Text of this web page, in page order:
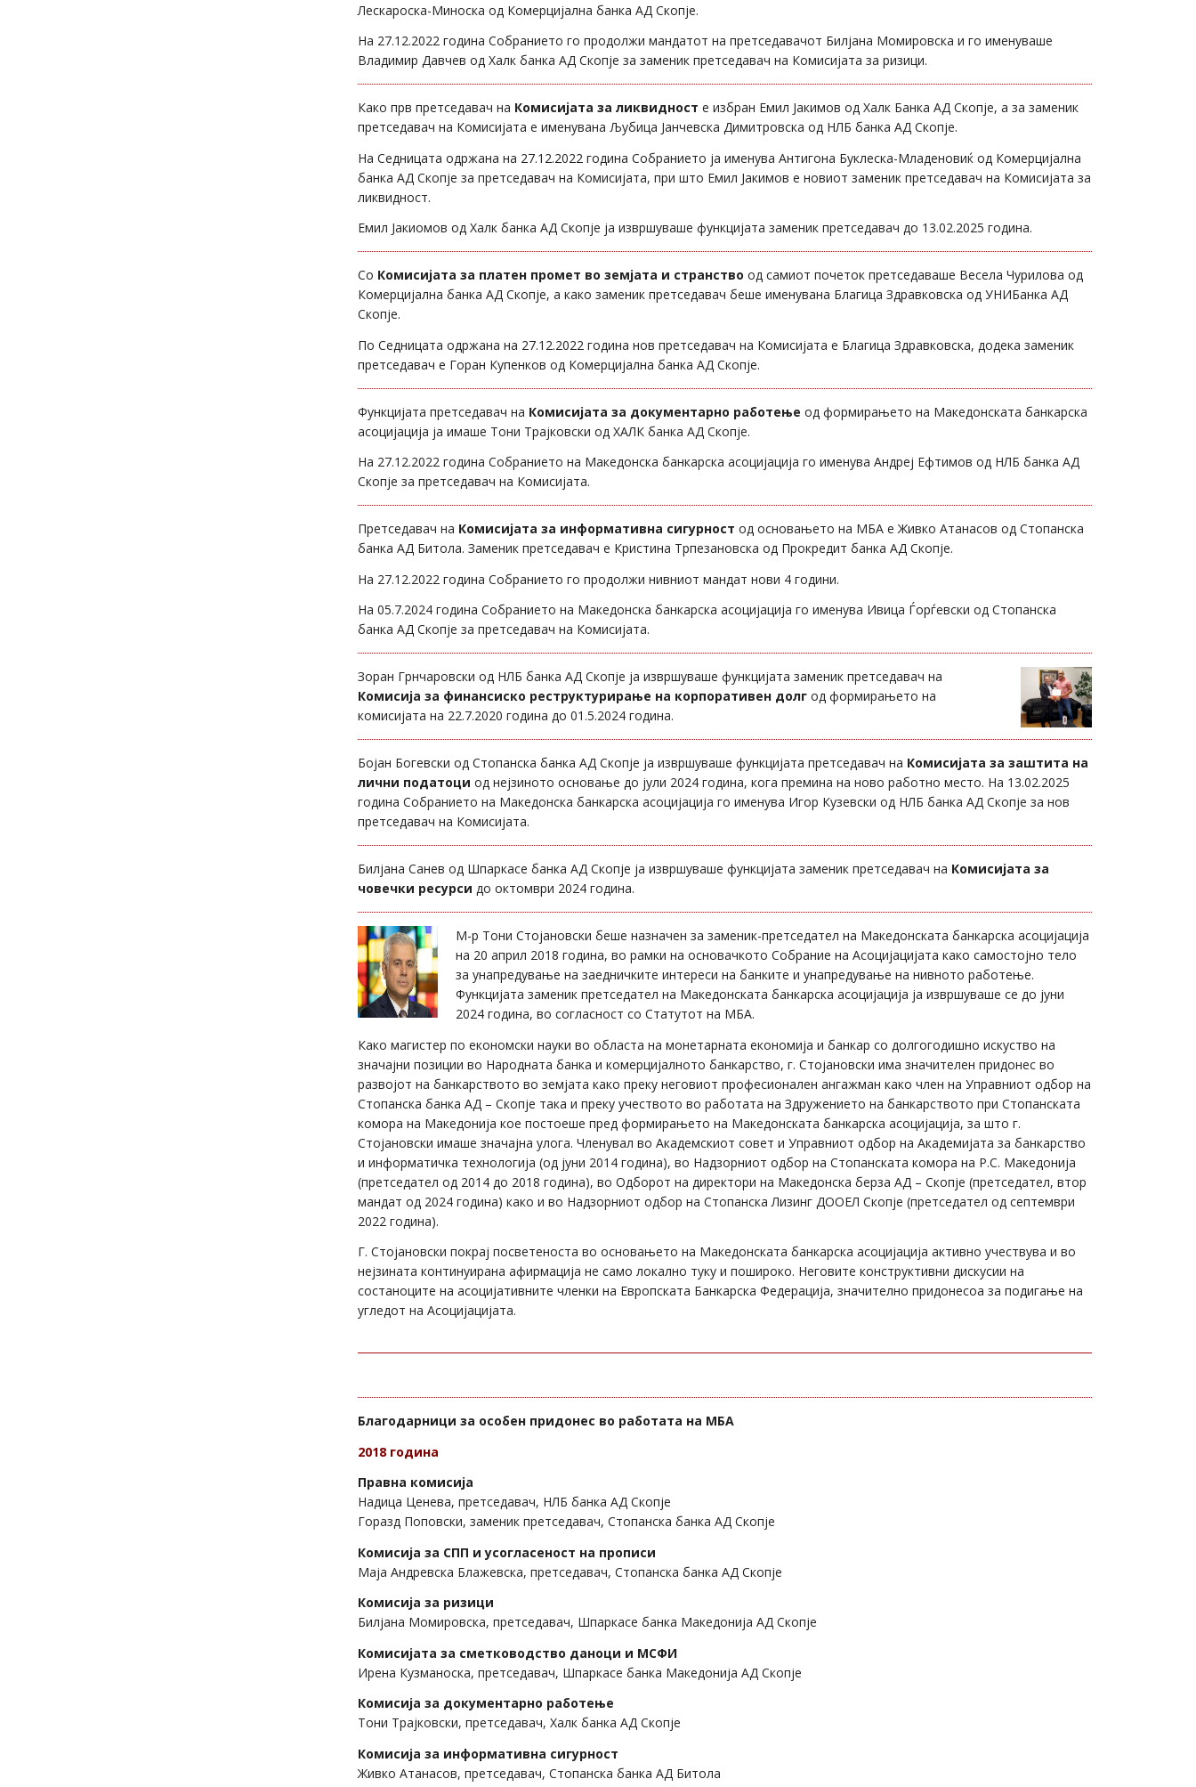
Лескароска-Миноска од Комерцијална банка АД Скопје.
На 27.12.2022 година Собранието го продолжи мандатот на претседавачот Билјана Момировска и го именуваше
Владимир Давчев од Халк банка АД Скопје за заменик претседавач на Комисијата за ризици.
Како прв претседавач на Комисијата за ликвидност е избран Емил Јакимов од Халк Банка АД Скопје, а за заменик
претседавач на Комисијата е именувана Љубица Јанчевска Димитровска од НЛБ банка АД Скопје.
На Седницата одржана на 27.12.2022 година Собранието ја именува Антигона Буклеска-Младеновиќ од Комерцијална
банка АД Скопје за претседавач на Комисијата, при што Емил Јакимов е новиот заменик претседавач на Комисијата за
ликвидност.
Емил Јакиомов од Халк банка АД Скопје ја извршуваше функцијата заменик претседавач до 13.02.2025 година.
Со Комисијата за платен промет во земјата и странство од самиот почеток претседаваше Весела Чурилова од
Комерцијална банка АД Скопје, а како заменик претседавач беше именувана Благица Здравковска од УНИБанка АД
Скопје.
По Седницата одржана на 27.12.2022 година нов претседавач на Комисијата е Благица Здравковска, додека заменик
претседавач е Горан Купенков од Комерцијална банка АД Скопје.
Функцијата претседавач на Комисијата за документарно работење oд формирањето на Македонската банкарска
асоцијација ја имаше Тони Трајковски од ХАЛК банка АД Скопје.
На 27.12.2022 година Собранието на Македонска банкарска асоцијација го именува Андреј Ефтимов од НЛБ банка АД
Скопје за претседавач на Комисијата.
Претседавач на Комисијата за информативна сигурност од основањето на МБА е Живко Атанасов од Стопанска
банка АД Битола. Заменик претседавач е Кристина Трпезановска од Прокредит банка АД Скопје.
На 27.12.2022 година Собранието го продолжи нивниот мандат нови 4 години.
На 05.7.2024 година Собранието на Македонска банкарска асоцијација го именува Ивица Ѓорѓевски од Стопанска
банка АД Скопје за претседавач на Комисијата.
Зоран Грнчаровски од НЛБ банка АД Скопје ја извршуваше функцијата заменик претседавач на
Комисија за финансиско реструктурирање на корпоративен долг од формирањето на
комисијата на 22.7.2020 година до 01.5.2024 година.
Бојан Богевски од Стопанска банка АД Скопје ја извршуваше функцијата претседавач на Комисијата за заштита на
лични податоци од нејзиното основање до јули 2024 година, кога премина на ново работно место. На 13.02.2025
година Собранието на Македонска банкарска асоцијација го именува Игор Кузевски од НЛБ банка АД Скопје за нов
претседавач на Комисијата.
Билјана Санев од Шпаркасе банка АД Скопје ја извршуваше функцијата заменик претседавач на Комисијата за
човечки ресурси до октомври 2024 година.
М-р Тони Стојановски беше назначен за заменик-претседател на Македонската банкарска асоцијација
на 20 април 2018 година, во рамки на основачкото Собрание на Асоцијацијата како самостојно тело
за унапредување на заедничките интереси на банките и унапредување на нивното работење.
Функцијата заменик претседател на Македонската банкарска асоцијација ја извршуваше се до јуни
2024 година, во согласност со Статутот на МБА.
Како магистер по економски науки во областа на монетарната економија и банкар со долгогодишно искуство на
значајни позиции во Народната банка и комерцијалното банкарство, г. Стојановски има значителен придонес во
развојот на банкарството во земјата како преку неговиот професионален ангажман како член на Управниот одбор на
Стопанска банка АД – Скопје така и преку учеството во работата на Здружението на банкарството при Стопанската
комора на Македонија кое постоеше пред формирањето на Македонската банкарска асоцијација, за што г.
Стојановски имаше значајна улога. Членувал во Академскиот совет и Управниот одбор на Академијата за банкарство
и информатичка технологија (од јуни 2014 година), во Надзорниот одбор на Стопанската комора на Р.С. Македонија
(претседател од 2014 до 2018 година), во Одборот на директори на Македонска берза АД – Скопје (претседател, втор
мандат од 2024 година) како и во Надзорниот одбор на Стопанска Лизинг ДООЕЛ Скопје (претседател од септември
2022 година).
Г. Стојановски покрај посветеноста во основањето на Македонската банкарска асоцијација активно учествува и во
нејзината континуирана афирмација не само локално туку и пошироко. Неговите конструктивни дискусии на
состаноците на асоцијативните членки на Европската Банкарска Федерација, значително придонесоа за подигање на
угледот на Асоцијацијата.
Благодарници за особен придонес во работата на МБА
2018 година
Правна комисија
Надица Ценева, претседавач, НЛБ банка АД Скопје
Горазд Поповски, заменик претседавач, Стопанска банка АД Скопје
Комисија за СПП и усогласеност на прописи
Маја Андревска Блажевска, претседавач, Стопанска банка АД Скопје
Комисија за ризици
Билјана Момировска, претседавач, Шпаркасе банка Македонија АД Скопје
Комисијата за сметководство даноци и МСФИ
Ирена Кузманоска, претседавач, Шпаркасе банка Македонија АД Скопје
Комисија за документарно работење
Тони Трајковски, претседавач, Халк банка АД Скопје
Комисија за информативна сигурност
Живко Атанасов, претседавач, Стопанска банка АД Битола